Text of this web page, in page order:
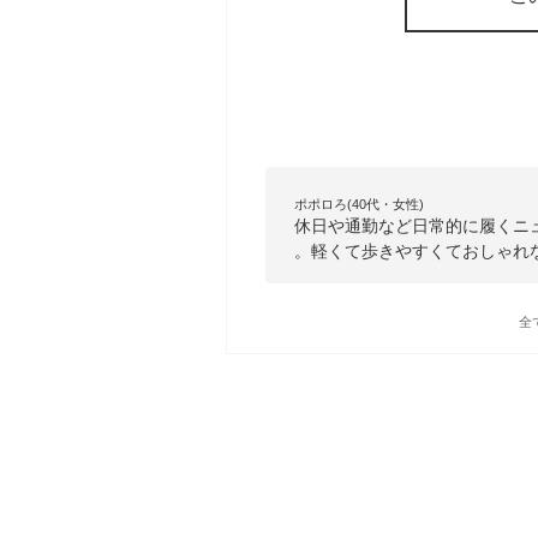
ポポロろ(40代・女性)
休日や通勤など日常的に履く
。軽くて歩きやすくておしゃれ
全